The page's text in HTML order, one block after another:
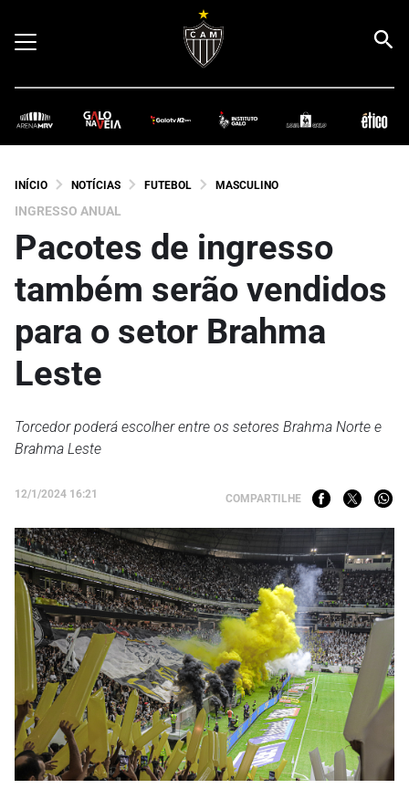
INÍCIO NOTÍCIAS FUTEBOL MASCULINO
INGRESSO ANUAL
Pacotes de ingresso
também serão vendidos
para o setor Brahma
Leste
Torcedor poderá escolher entre os setores Brahma Norte e
Brahma Leste
12/1/2024 16:21 COMPARTILHE